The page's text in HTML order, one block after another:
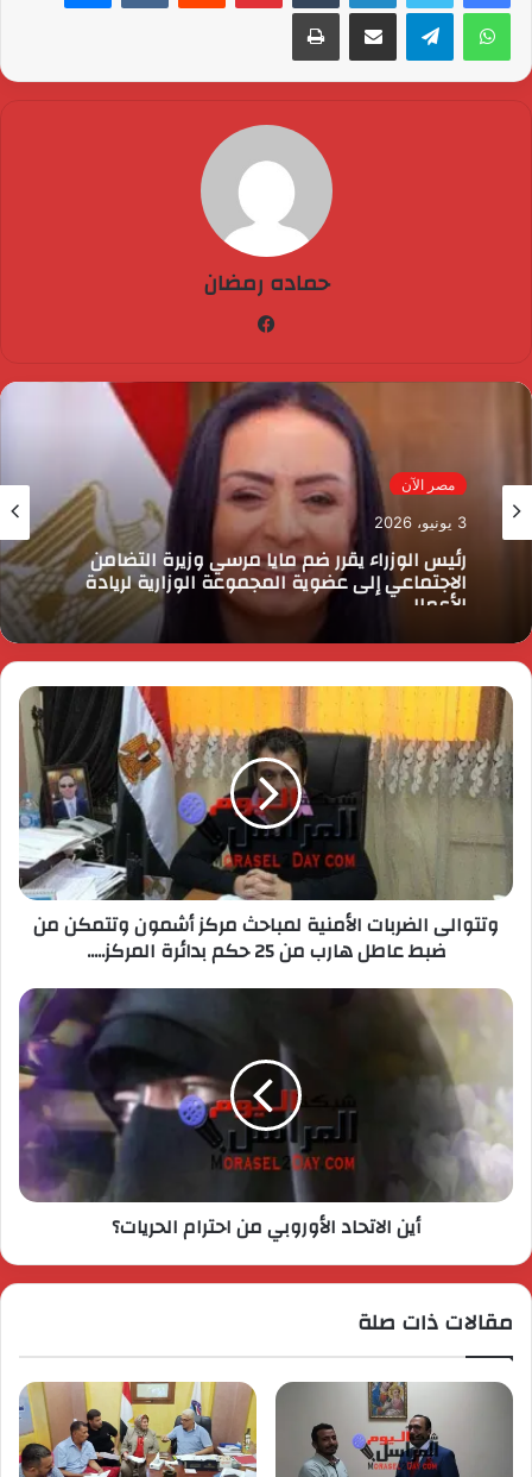
واتساب تيلقرام مشاركة عبر البريد طباعة
حماده رمضان
مصر الآن
3 يونيو، 2026
رئيس الوزراء يقرر ضم مايا مرسي وزيرة التضامن
الاجتماعي إلى عضوية المجموعة الوزارية لريادة
الأعمال
وتتوالى الضربات الأمنية لمباحث مركز أشمون وتتمكن من
ضبط عاطل هارب من 25 حكم بدائرة المركز.....
أين الاتحاد الأوروبي من احترام الحريات؟
مقالات ذات صلة